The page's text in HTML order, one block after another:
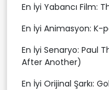
En İyi Yabancı Film:
En İyi Animasyon: K-
En İyi Senaryo: Paul
After Another)
En İyi Orijinal Şarkı: